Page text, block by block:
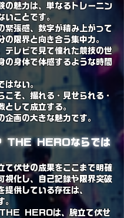
の魅力は、単なるトレーニン
いことです。
緊張感、数字が積み上がって
の限界と向き合う集中力。
テレビで見て憧れた競技の世
の身体で体感するような時間
はない。
こそ、撮れる・見せられる・
として成立する。
企画の大きな魅力です。
THE HEROならでは
て伏せの成果をここまで明確
視化し、自己記録や限界突破
提供している存在は、
。
HEROは、腕立て伏せ